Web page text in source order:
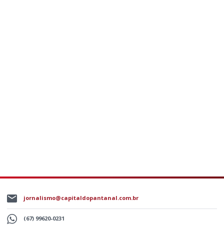
jornalismo@capitaldopantanal.com.br
(67) 99620-0231